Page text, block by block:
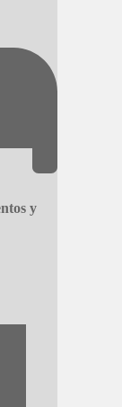
y